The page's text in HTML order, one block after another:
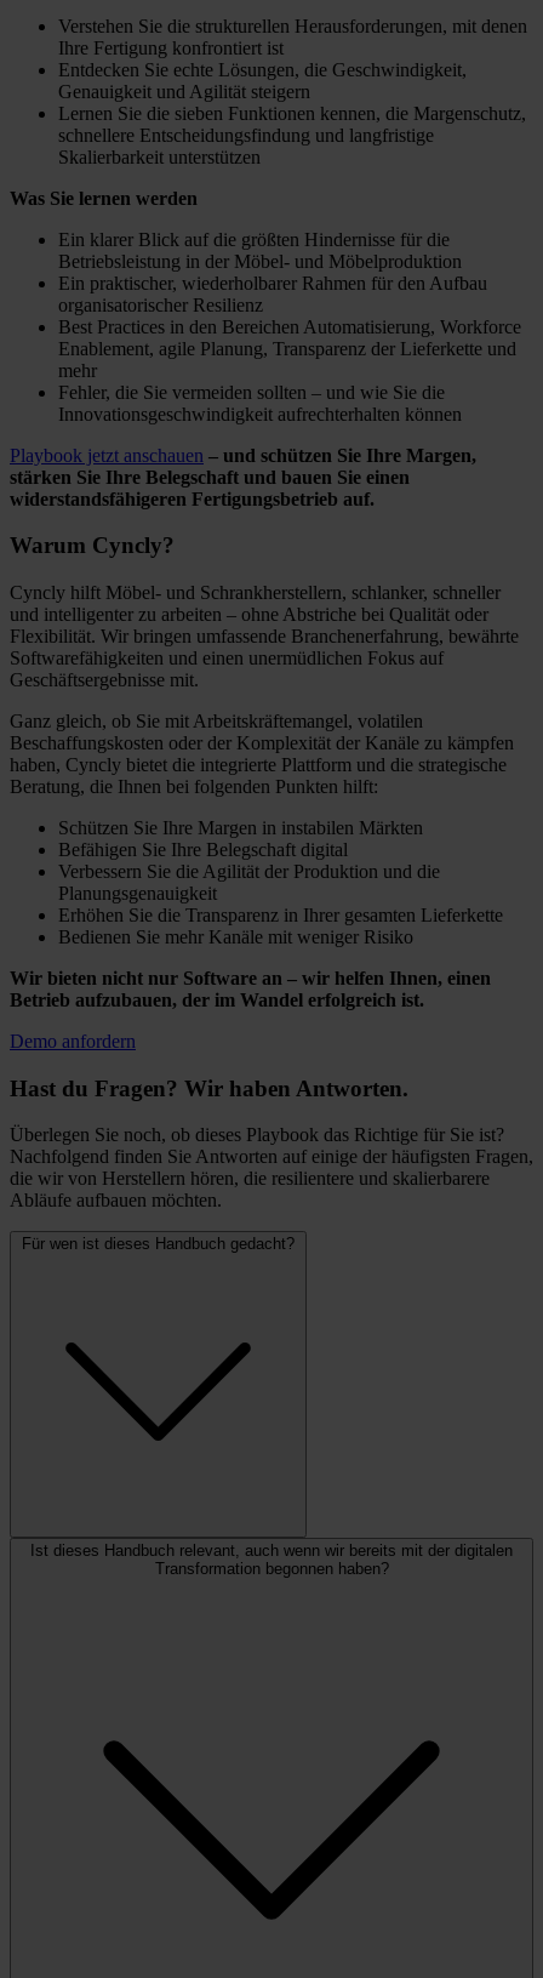
Verstehen Sie die strukturellen Herausforderungen, mit denen
Ihre Fertigung konfrontiert ist
Entdecken Sie echte Lösungen, die Geschwindigkeit,
Genauigkeit und Agilität steigern
Lernen Sie die sieben Funktionen kennen, die Margenschutz,
schnellere Entscheidungsfindung und langfristige
Skalierbarkeit unterstützen
Was Sie lernen werden
Ein klarer Blick auf die größten Hindernisse für die
Betriebsleistung in der Möbel- und Möbelproduktion
Ein praktischer, wiederholbarer Rahmen für den Aufbau
organisatorischer Resilienz
Best Practices in den Bereichen Automatisierung, Workforce
Enablement, agile Planung, Transparenz der Lieferkette und
mehr
Fehler, die Sie vermeiden sollten – und wie Sie die
Innovationsgeschwindigkeit aufrechterhalten können
Playbook jetzt anschauen – und schützen Sie Ihre Margen,
stärken Sie Ihre Belegschaft und bauen Sie einen
widerstandsfähigeren Fertigungsbetrieb auf.
Warum Cyncly?
Cyncly hilft Möbel- und Schrankherstellern, schlanker, schneller
und intelligenter zu arbeiten – ohne Abstriche bei Qualität oder
Flexibilität. Wir bringen umfassende Branchenerfahrung, bewährte
Softwarefähigkeiten und einen unermüdlichen Fokus auf
Geschäftsergebnisse mit.
Ganz gleich, ob Sie mit Arbeitskräftemangel, volatilen
Beschaffungskosten oder der Komplexität der Kanäle zu kämpfen
haben, Cyncly bietet die integrierte Plattform und die strategische
Beratung, die Ihnen bei folgenden Punkten hilft:
Schützen Sie Ihre Margen in instabilen Märkten
Befähigen Sie Ihre Belegschaft digital
Verbessern Sie die Agilität der Produktion und die
Planungsgenauigkeit
Erhöhen Sie die Transparenz in Ihrer gesamten Lieferkette
Bedienen Sie mehr Kanäle mit weniger Risiko
Wir bieten nicht nur Software an – wir helfen Ihnen, einen
Betrieb aufzubauen, der im Wandel erfolgreich ist.
Demo anfordern
Hast du Fragen? Wir haben Antworten.
Überlegen Sie noch, ob dieses Playbook das Richtige für Sie ist?
Nachfolgend finden Sie Antworten auf einige der häufigsten Fragen,
die wir von Herstellern hören, die resilientere und skalierbarere
Abläufe aufbauen möchten.
Für wen ist dieses Handbuch gedacht?
Ist dieses Handbuch relevant, auch wenn wir bereits mit der digitalen
Transformation begonnen haben?